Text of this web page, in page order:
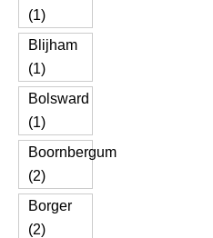
(1)
Blijham
(1)
Bolsward
(1)
Boornbergum
(2)
Borger
(2)